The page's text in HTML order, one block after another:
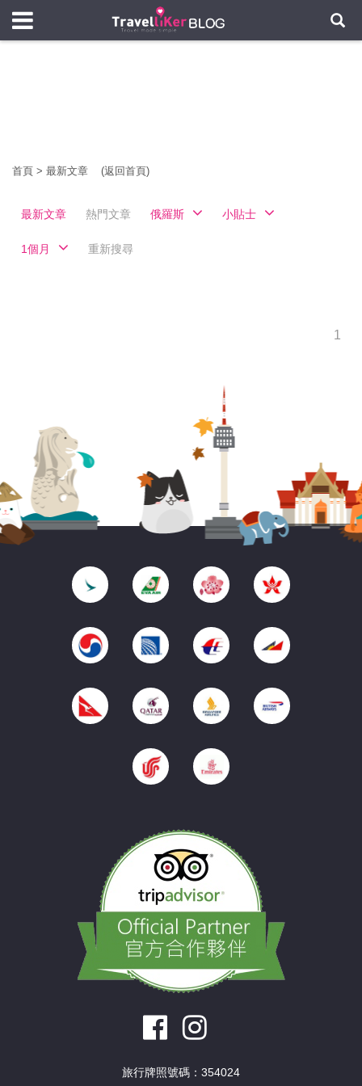
首頁 > 最新文章 (返回首頁)
最新文章 熱門文章 俄羅斯 小貼士
1個月 重新搜尋
1
旅行牌照號碼：354024